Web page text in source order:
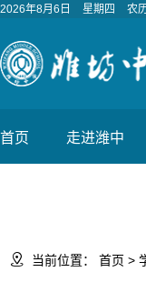
2026年8月6日 星期四 农
首页 走进潍中
 当前位置： 首页 >